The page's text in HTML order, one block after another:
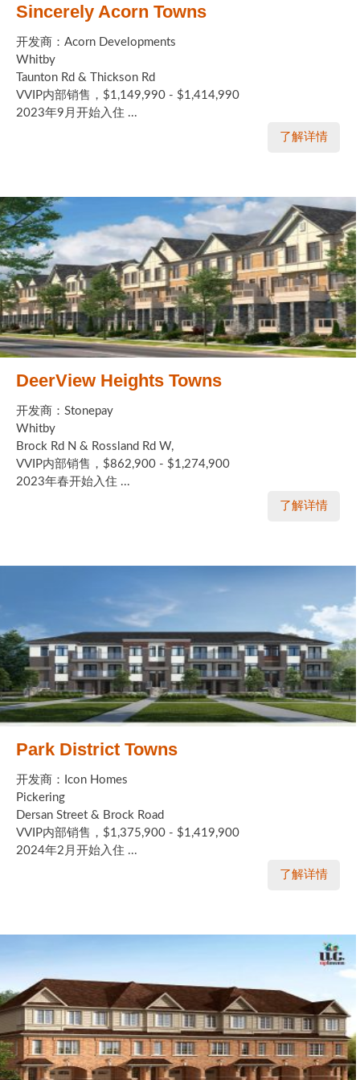
Sincerely Acorn Towns
开发商：Acorn Developments
Whitby
Taunton Rd & Thickson Rd
VVIP内部销售，$1,149,990 - $1,414,990
2023年9月开始入住 ...
了解详情
DeerView Heights Towns
开发商：Stonepay
Whitby
Brock Rd N & Rossland Rd W,
VVIP内部销售，$862,900 - $1,274,900
2023年春开始入住 ...
了解详情
Park District Towns
开发商：Icon Homes
Pickering
Dersan Street & Brock Road
VVIP内部销售，$1,375,900 - $1,419,900
2024年2月开始入住 ...
了解详情